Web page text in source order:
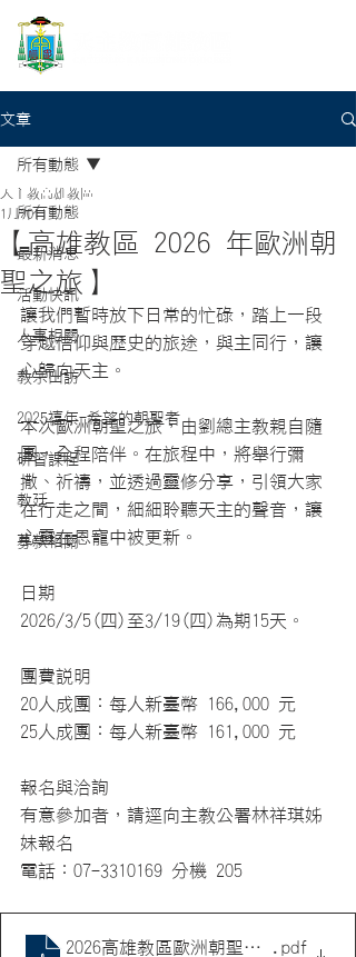
文章
所有動態
最新消息
活動快訊
人事相關
教宗出訪
2025禧年-希望的朝聖者
研習課程
教廷
募款相關
所有動態
【高雄教區 2026 年歐洲朝
聖之旅】
天主教高雄教區
1月20日
讓我們暫時放下日常的忙碌，踏上一段
穿越信仰與歷史的旅途，與主同行，讓
心歸向天主。
本次歐洲朝聖之旅，由劉總主教親自隨
團，全程陪伴。在旅程中，將舉行彌
撒、祈禱，並透過靈修分享，引領大家
在行走之間，細細聆聽天主的聲音，讓
心靈在恩寵中被更新。
日期
2026/3/5(四)至3/19(四)為期15天。
團費說明
20人成團：每人新臺幣 166,000 元
25人成團：每人新臺幣 161,000 元
報名與洽詢
有意參加者，請逕向主教公署林祥琪姊
妹報名
電話：07-3310169 分機 205
2026高雄教區歐洲朝聖之旅行程表
.pdf